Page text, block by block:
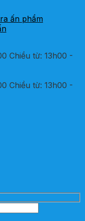
ấn phẩm
Chiều từ: 13h00 -
Chiều từ: 13h00 -